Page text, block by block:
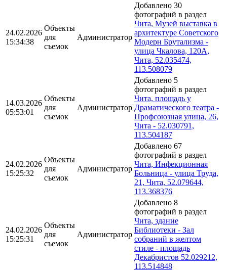
24.02.2026
15:34:38
Объекты
для
съемок
Администратор
Добавлено 30
фотографий в раздел
Чита, Музей выставка в
архитектуре Советского
Модерн Брутализма -
улица Чкалова, 120А,
Чита, 52.035474,
113.508079
14.03.2026
05:53:01
Объекты
для
съемок
Администратор
Добавлено 5
фотографий в раздел
Чита, площадь у
Драматического театра -
Профсоюзная улица, 26,
Чита - 52.030791,
113.504187
24.02.2026
15:25:32
Объекты
для
съемок
Администратор
Добавлено 67
фотографий в раздел
Чита, Инфекционная
Больница - улица Труда,
21, Чита, 52.079644,
113.368376
24.02.2026
15:25:31
Объекты
для
съемок
Администратор
Добавлено 8
фотографий в раздел
Чита, здание
Библиотеки - Зал
собраний в желтом
стиле - площадь
Декабристов 52.029212,
113.514848